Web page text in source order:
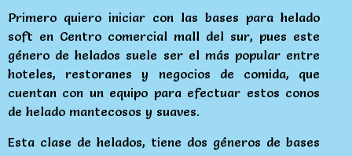
Primero quiero iniciar con las bases para helado
soft en Centro comercial mall del sur, pues este
género de helados suele ser el más popular entre
hoteles, restoranes y negocios de comida, que
cuentan con un equipo para efectuar estos conos
de helado mantecosos y suaves.
Esta clase de helados, tiene dos géneros de bases